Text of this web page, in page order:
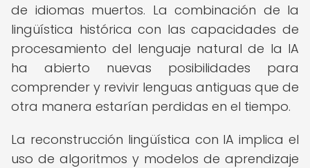
de idiomas muertos. La combinación de la
lingüística histórica con las capacidades de
procesamiento del lenguaje natural de la IA
ha abierto nuevas posibilidades para
comprender y revivir lenguas antiguas que de
otra manera estarían perdidas en el tiempo.
La reconstrucción lingüística con IA implica el
uso de algoritmos y modelos de aprendizaje